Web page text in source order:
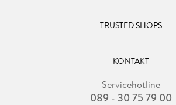
TRUSTED SHOPS
KONTAKT
Servicehotline
089 - 30 75 79 00